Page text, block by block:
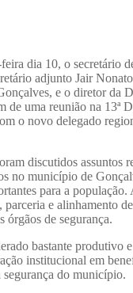
dia 10, o secretário
adjunto Jair
e o diretor da
de uma reunião na 13ª
o novo delegado
discutidos assuntos
no município de
para a
e alinhamento
de segurança.
bastante produtivo
institucional em
do município.